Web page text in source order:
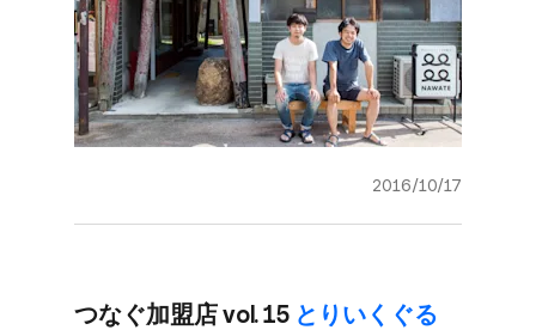
2016/10/17
つなぐ​加盟店 vol. 15 とりいく​ぐる​